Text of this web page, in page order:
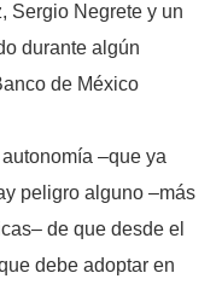
Sergio Negrete y un
durante algún
de México
–que ya
peligro alguno –más
de que desde el
debe adoptar en